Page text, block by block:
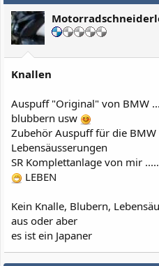
Knallen
Auspuff "Original" von BMW
blubbern usw
Zubehör Auspuff für die BMW
Lebensäusserungen
SR Komplettanlage von mir
LEBEN
Kein Knalle, Blubern,
aus oder aber
es ist ein Japaner